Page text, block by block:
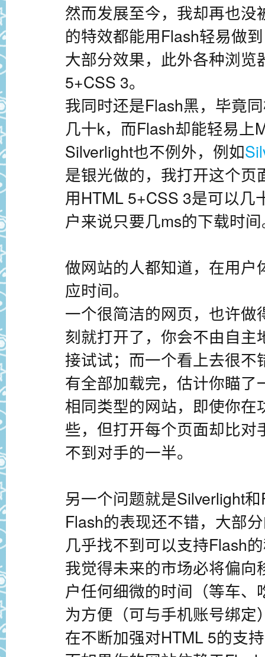
然而发展至今，我却再也
的特效都能用Flash轻易做
大部分效果，此外各种浏览
5+CSS 3。
我同时还是Flash黑，毕竟
几十k，而Flash却能轻易上
Silverlight也不例外，例如
是银光做的，我打开这个
用HTML 5+CSS 3是可以
户来说只要几ms的下载时
做网站的人都知道，在用
应时间。
一个很简洁的网页，也许
刻就打开了，你会不由自
接试试；而一个看上去很
有全部加载完，估计你瞄了
相同类型的网站，即使你
些，但打开每个页面却比
不到对手的一半。
另一个问题就是Silverlight
Flash的表现还不错，大部
几乎找不到可以支持Flash
我觉得未来的市场必将偏
户任何细微的时间（等车
为方便（可与手机账号绑
在不断加强对HTML 5的支